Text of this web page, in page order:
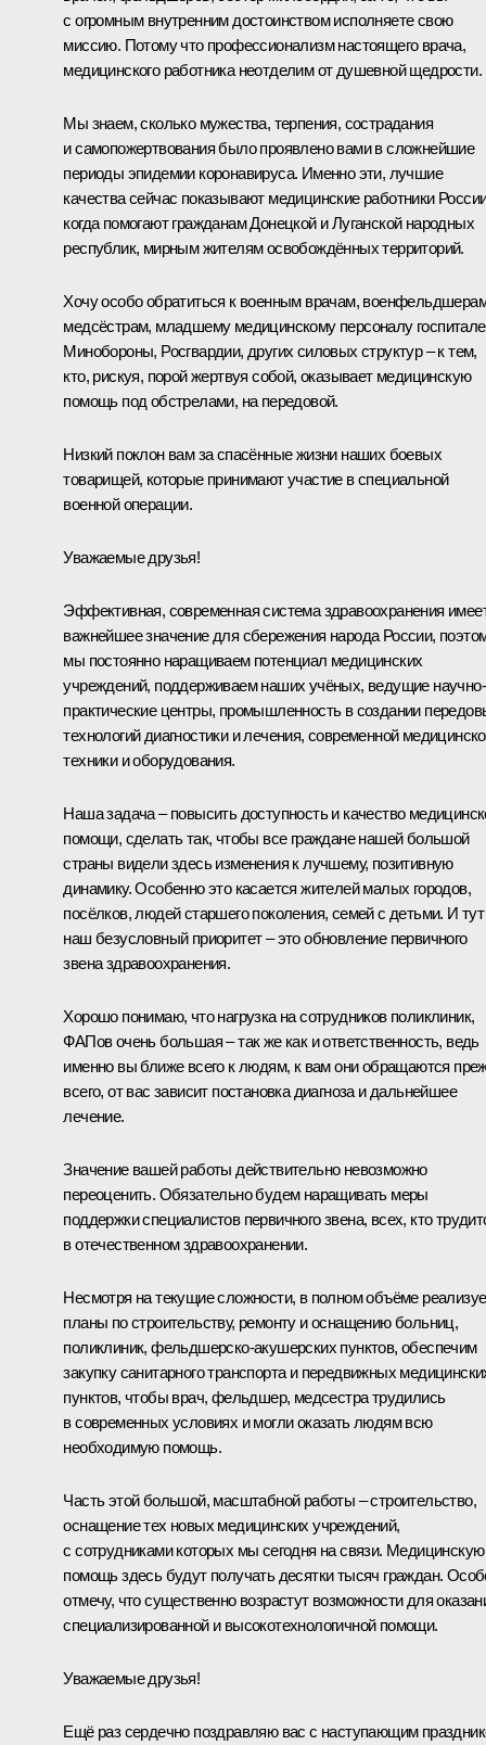
с огромным внутренним достоинством исполняете свою
миссию. Потому что профессионализм настоящего врача,
медицинского работника неотделим от душевной щедрости.
Мы знаем, сколько мужества, терпения, сострадания
и самопожертвования было проявлено вами в сложнейшие
периоды эпидемии коронавируса. Именно эти, лучшие
качества сейчас показывают медицинские работники
когда помогают гражданам Донецкой и Луганской народных
республик, мирным жителям освобождённых территорий.
Хочу особо обратиться к военным врачам,
медсёстрам, младшему медицинскому персоналу
Минобороны, Росгвардии, других силовых структур – к тем,
кто, рискуя, порой жертвуя собой, оказывает медицинскую
помощь под обстрелами, на передовой.
Низкий поклон вам за спасённые жизни наших боевых
товарищей, которые принимают участие в специальной
военной операции.
Уважаемые друзья!
Эффективная, современная система здравоохранения
важнейшее значение для сбережения народа России,
мы постоянно наращиваем потенциал медицинских
учреждений, поддерживаем наших учёных, ведущие научно-
практические центры, промышленность в создании
технологий диагностики и лечения, современной
техники и оборудования.
Наша задача – повысить доступность и качество
помощи, сделать так, чтобы все граждане нашей большой
страны видели здесь изменения к лучшему, позитивную
динамику. Особенно это касается жителей малых городов,
посёлков, людей старшего поколения, семей с детьми. И тут
наш безусловный приоритет – это обновление первичного
звена здравоохранения.
Хорошо понимаю, что нагрузка на сотрудников поликлиник,
ФАПов очень большая – так же как и ответственность, ведь
именно вы ближе всего к людям, к вам они обращаются
всего, от вас зависит постановка диагноза и дальнейшее
лечение.
Значение вашей работы действительно невозможно
переоценить. Обязательно будем наращивать меры
поддержки специалистов первичного звена, всех, кто
в отечественном здравоохранении.
Несмотря на текущие сложности, в полном объёме
планы по строительству, ремонту и оснащению больниц,
поликлиник, фельдшерско-акушерских пунктов, обеспечим
закупку санитарного транспорта и передвижных
пунктов, чтобы врач, фельдшер, медсестра трудились
в современных условиях и могли оказать людям всю
необходимую помощь.
Часть этой большой, масштабной работы – строительство,
оснащение тех новых медицинских учреждений,
с сотрудниками которых мы сегодня на связи. Медицинскую
помощь здесь будут получать десятки тысяч граждан.
отмечу, что существенно возрастут возможности для
специализированной и высокотехнологичной помощи.
Уважаемые друзья!
Ещё раз сердечно поздравляю вас с наступающим